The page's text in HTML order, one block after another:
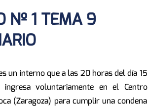
Nº 1 TEMA 9
un interno que a las 20 horas del día 15
voluntariamente en el Centro
(Zaragoza) para cumplir una condena